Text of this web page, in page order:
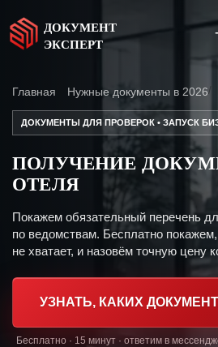
ДОКУМЕНТ
ЭКСПЕРТ
Главная Нужные документы в 2026
ДОКУМЕНТЫ ДЛЯ ПРОВЕРОК • ЗАПУСК
ПОЛУЧЕНИЕ
ОТЕЛЯ
Покажем обязательный перечень
по ведомствам. Бесплатно
не хватает, и назовём точную цену
УЗНАТЬ, КАКИХ
Бесплатно · 15 минут · ответим в